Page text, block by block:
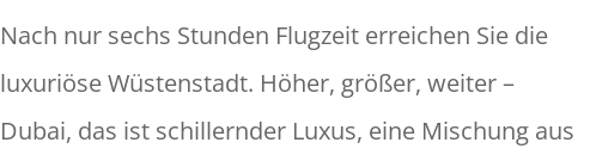
Nach nur sechs Stunden Flugzeit erreichen Sie die
luxuriöse Wüstenstadt. Höher, größer, weiter –
Dubai, das ist schillernder Luxus, eine Mischung aus